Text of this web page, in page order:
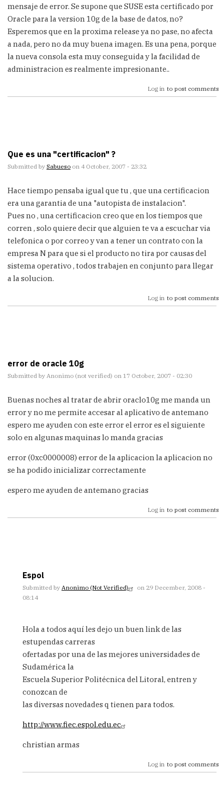
mensaje de error. Se supone que SUSE esta certificado por
Oracle para la version 10g de la base de datos, no?
Esperemos que en la proxima release ya no pase, no afecta
a nada, pero no da muy buena imagen. Es una pena, porque
la nueva consola esta muy conseguida y la facilidad de
administracion es realmente impresionante..
Log in to post comments
Que es una "certificacion" ?
Submitted by Sabueso on 4 October, 2007 - 23:32
Hace tiempo pensaba igual que tu , que una certificacion
era una garantia de una "autopista de instalacion".
Pues no , una certificacion creo que en los tiempos que
corren , solo quiere decir que alguien te va a escuchar via
telefonica o por correo y van a tener un contrato con la
empresa N para que si el producto no tira por causas del
sistema operativo , todos trabajen en conjunto para llegar
a la solucion.
Log in to post comments
error de oracle 10g
Submitted by Anonimo (not verified) on 17 October, 2007 - 02:30
Buenas noches al tratar de abrir oraclo10g me manda un
error y no me permite accesar al aplicativo de antemano
espero me ayuden con este error el error es el siguiente
solo en algunas maquinas lo manda gracias
error (0xc0000008) error de la aplicacion la aplicacion no
se ha podido inicializar correctamente
espero me ayuden de antemano gracias
Log in to post comments
Espol
Submitted by Anonimo (not Verified)
on 29 December, 2008 -
08:14
reply
error
de
oracle
10g
Anonimo
(not
Hola a todos aquí les dejo un buen link de las
estupendas carreras
ofertadas por una de las mejores universidades de
Sudamérica la
Escuela Superior Politécnica del Litoral, entren y
conozcan de
las diversas novedades q tienen para todos.
http://www.fiec.espol.edu.ec
christian armas
Log in to post comments